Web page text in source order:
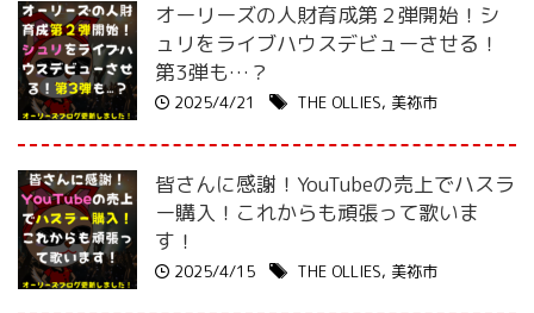
オーリーズの人財育成第２弾開始！シ
ュリをライブハウスデビューさせる！
第3弾も…？
2025/4/21 THE OLLIES, 美祢市
皆さんに感謝！YouTubeの売上でハスラ
ー購入！これからも頑張って歌いま
す！
2025/4/15 THE OLLIES, 美祢市